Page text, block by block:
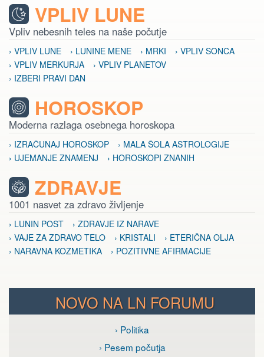
VPLIV LUNE
Vpliv nebesnih teles na naše počutje
› VPLIV LUNE › LUNINE MENE › MRKI
› VPLIV SONCA
› VPLIV MERKURJA
› VPLIV PLANETOV
› IZBERI PRAVI DAN
HOROSKOP
Moderna razlaga osebnega horoskopa
› IZRAČUNAJ HOROSKOP
› MALA ŠOLA ASTROLOGIJE
› UJEMANJE ZNAMENJ
› HOROSKOPI ZNANIH
ZDRAVJE
1001 nasvet za zdravo življenje
› LUNIN POST
› ZDRAVJE IZ NARAVE
› VAJE ZA ZDRAVO TELO
› KRISTALI
› ETERIČNA OLJA
› NARAVNA KOZMETIKA
› POZITIVNE AFIRMACIJE
NOVO NA LN FORUMU
› Politika
› Pesem počutja